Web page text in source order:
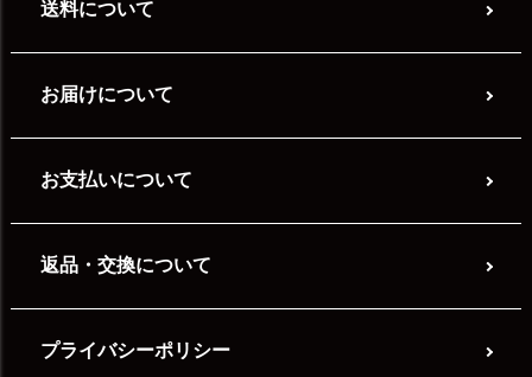
送料について
お届けについて
お支払いについて
返品・交換について
プライバシーポリシー